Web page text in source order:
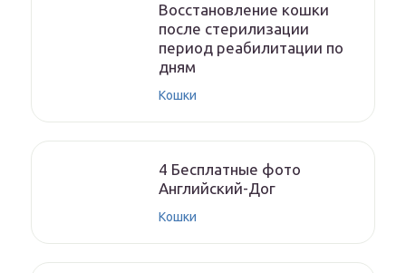
Восстановление кошки
после стерилизации
период реабилитации по
дням
Кошки
4 Бесплатные фото
Английский-Дог
Кошки